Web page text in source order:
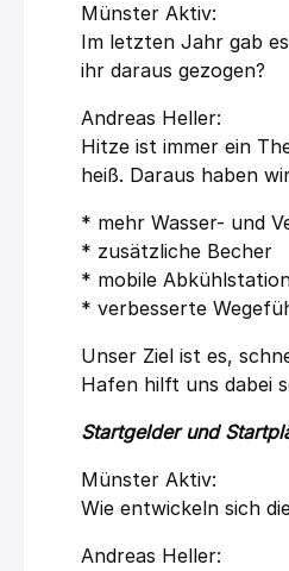
Münster Aktiv:
Im letzten Jahr gab
ihr daraus gezogen?
Andreas Heller:
Hitze ist immer ein
heiß. Daraus haben
* mehr Wasser- und
* zusätzliche Becher
* mobile
* verbesserte
Unser Ziel ist es,
Hafen hilft uns dabei
Startgelder und
Münster Aktiv:
Wie entwickeln sich
Andreas Heller: